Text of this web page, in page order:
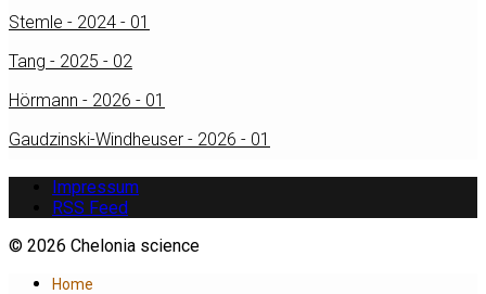
Stemle - 2024 - 01
Tang - 2025 - 02
Hörmann - 2026 - 01
Gaudzinski-Windheuser - 2026 - 01
Impressum
RSS Feed
© 2026 Chelonia science
Home